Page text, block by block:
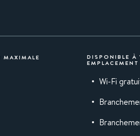
MAXIMALE
DISPONIBLE À
EMPLACEMENT
Wi-Fi